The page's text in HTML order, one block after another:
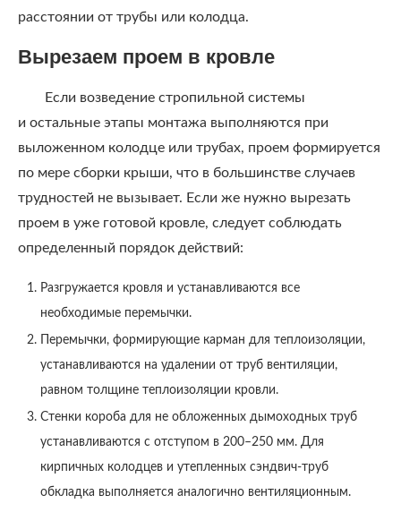
расстоянии от трубы или колодца.
Вырезаем проем в кровле
Если возведение стропильной системы
и остальные этапы монтажа выполняются при
выложенном колодце или трубах, проем формируется
по мере сборки крыши, что в большинстве случаев
трудностей не вызывает. Если же нужно вырезать
проем в уже готовой кровле, следует соблюдать
определенный порядок действий:
Разгружается кровля и устанавливаются все
необходимые перемычки.
Перемычки, формирующие карман для теплоизоляции,
устанавливаются на удалении от труб вентиляции,
равном толщине теплоизоляции кровли.
Стенки короба для не обложенных дымоходных труб
устанавливаются с отступом в 200–250 мм. Для
кирпичных колодцев и утепленных сэндвич-труб
обкладка выполняется аналогично вентиляционным.